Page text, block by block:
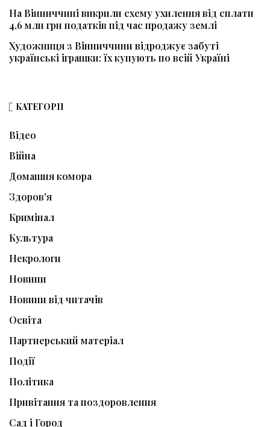
На Вінниччині викрили схему ухилення від сплати
4,6 млн грн податків під час продажу землі
Художниця з Вінниччини відроджує забуті
українські іграшки: їх купують по всій Україні
КАТЕГОРІЇ
Відео
Війна
Домашня комора
Здоров'я
Кримінал
Культура
Некрологи
Новини
Новини від читачів
Освіта
Партнерський матеріал
Події
Політика
Привітання та поздоровлення
Сад і Город